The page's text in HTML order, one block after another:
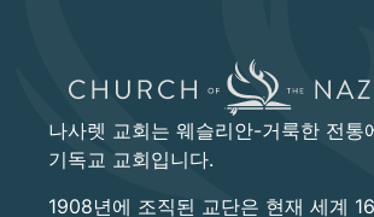
나사렛 교회는 웨슬리안-거룩한 전통
기독교 교회입니다.
1908년에 조직된 교단은 현재 세계